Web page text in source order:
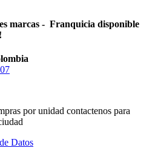
marcas - Franquicia disponible
por unidad contactenos para
Datos